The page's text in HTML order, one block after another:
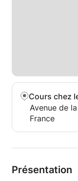
cours que je
Cours chez
Avenue de
France
Présentation